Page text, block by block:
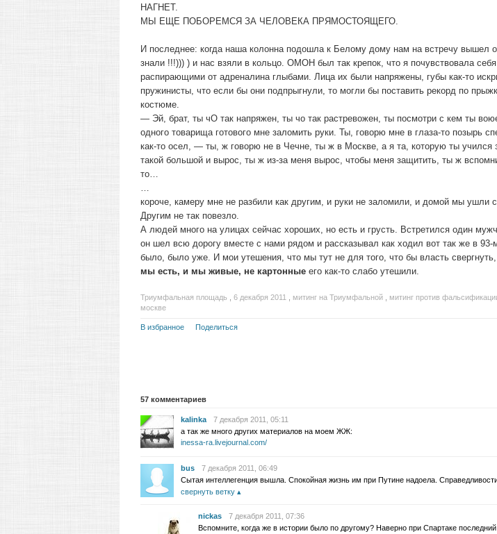
НАГНЕТ.
МЫ ЕЩЕ ПОБОРЕМСЯ ЗА ЧЕЛОВЕКА ПРЯМОСТОЯЩЕГО.
И последнее: когда наша колонна подошла к Белому дому нам на встречу вышел
знали !!!))) ) и нас взяли в кольцо. ОМОН был так крепок, что я почувствовала
распирающими от адреналина глыбами. Лица их были напряжены, губы как-то
пружинисты, что если бы они подпрыгнули, то могли бы поставить рекорд по
костюме.
— Эй, брат, ты чО так напряжен, ты чо так растревожен, ты посмотри с кем ты
одного товарища готового мне заломить руки. Ты, говорю мне в глаза-то позырь
как-то осел, — ты, ж говорю не в Чечне, ты ж в Москве, а я та, которую ты учился
такой большой и вырос, ты ж из-за меня вырос, чтобы меня защитить, ты ж
то…
…
короче, камеру мне не разбили как другим, и руки не заломили, и домой мы ушли
Другим не так повезло.
А людей много на улицах сейчас хороших, но есть и грусть. Встретился один
он шел всю дорогу вместе с нами рядом и рассказывал как ходил вот так же в
было, было уже. И мои утешения, что мы тут не для того, что бы власть свергнуть,
мы есть, и мы живые, не картонные его как-то слабо утешили.
Триумфальная площадь 6 декабря 2011 митинг на Триумфальной митинг против
москве
В избранное Поделиться
57 комментариев
kalinka 7 декабря 2011, 05:11
а так же много других материалов на моем ЖЖ:
inessa-ra.livejournal.com/
bus
7 декабря 2011, 06:49
Сытая интеллегенция вышла. Спокойная жизнь им при Путине надоела. Справедливости
свернуть ветку
nickas
7 декабря 2011, 07:36
Вспомните, когда же в истории было по другому? Наверно при Спартаке последний